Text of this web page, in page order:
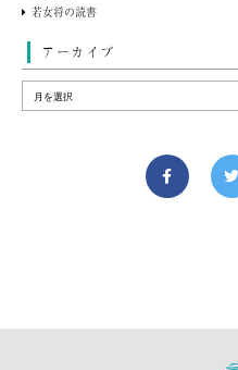
若女将の読書
アーカイブ